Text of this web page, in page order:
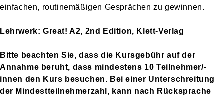
einfachen, routinemäßigen Gesprächen zu gewinnen.
Lehrwerk: Great! A2, 2nd Edition, Klett-Verlag
Bitte beachten Sie, dass die Kursgebühr auf der
Annahme beruht, dass mindestens 10 Teilnehmer/-
innen den Kurs besuchen. Bei einer Unterschreitung
der Mindestteilnehmerzahl, kann nach Rücksprache